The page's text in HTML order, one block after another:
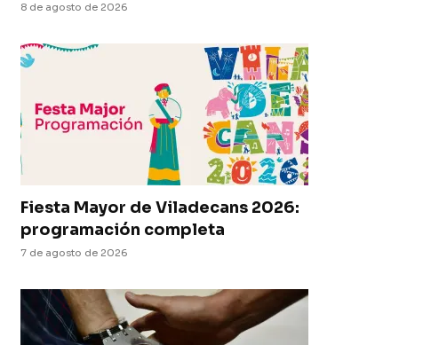
8 de agosto de 2026
Fiesta Mayor de Viladecans 2026:
programación completa
7 de agosto de 2026